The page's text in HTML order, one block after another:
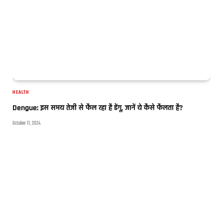
HEALTH
Dengue: इस समय तेजी से फैल रहा है डेंगू, जानें ये कैसे फैलता है?
October 11, 2024